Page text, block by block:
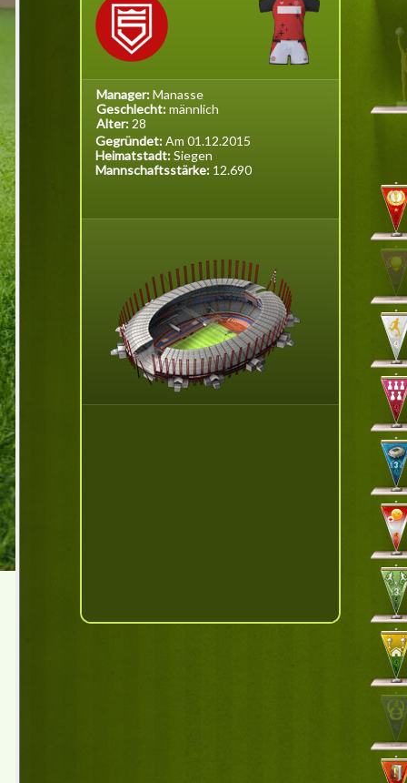
Manager:Manasse
Geschlecht:männlich
Alter: 28
Gegründet:Am 01.12.2015
Heimatstadt:Siegen
Mannschaftsstärke: 12.690